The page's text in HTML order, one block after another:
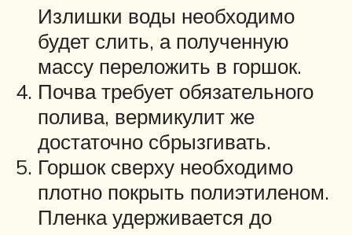
Излишки воды необходимо
будет слить, а полученную
массу переложить в горшок.
Почва требует обязательного
полива, вермикулит же
достаточно сбрызгивать.
Горшок сверху необходимо
плотно покрыть полиэтиленом.
Пленка удерживается до